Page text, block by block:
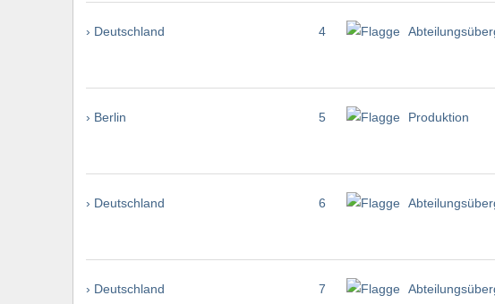
› Deutschland 4
› Berlin 5 Produktion
› Deutschland 6
› Deutschland 7